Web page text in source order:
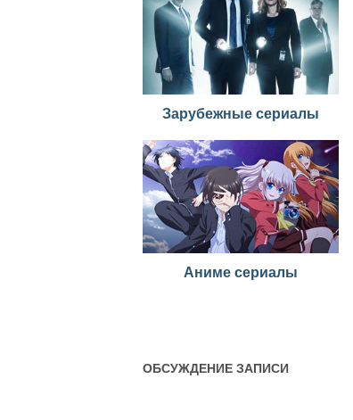
Зарубежные сериалы
Аниме сериалы
ОБСУЖДЕНИЕ ЗАПИСИ